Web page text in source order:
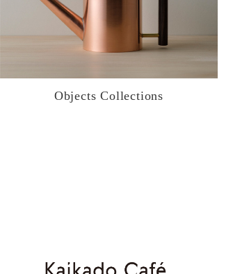
Objects Collections